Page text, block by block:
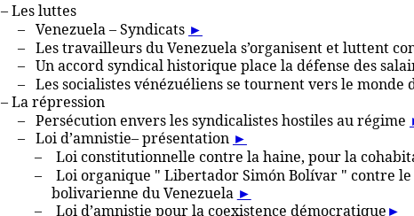
– Les luttes
– Venezuela – Syndicats ►
– Les travailleurs du Venezuela s’organisent et luttent
– Un accord syndical historique place la défense des
– Les socialistes vénézuéliens se tournent vers le monde
– La répression
– Persécution envers les syndicalistes hostiles au régime
– Loi d’amnistie– présentation ►
– Loi constitutionnelle contre la haine, pour la
– Loi organique " Libertador Simón Bolívar " contre
bolivarienne du Venezuela ►
– Loi d’amnistie pour la coexistence démocratique►